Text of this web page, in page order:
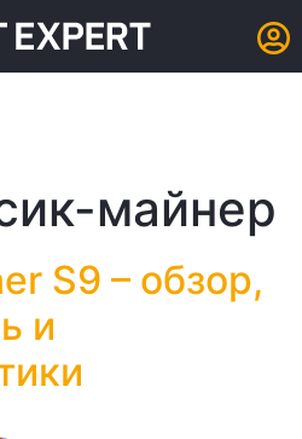
майнер
S9 – обзор,
и